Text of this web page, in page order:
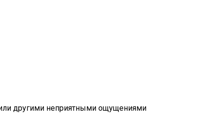
другими неприятными ощущениями